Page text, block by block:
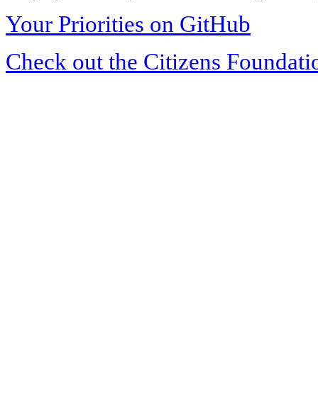
Your Priorities on GitHub
Check out the Citizens